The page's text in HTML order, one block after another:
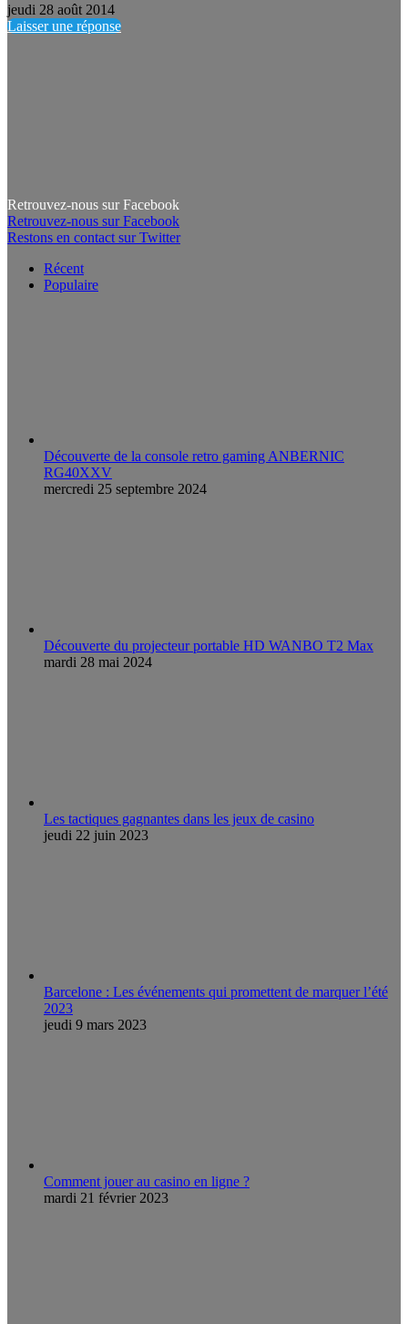
jeudi 28 août 2014
Laisser une réponse
Retrouvez-nous sur Facebook
Retrouvez-nous sur Facebook
Restons en contact sur Twitter
Récent
Populaire
Découverte de la console retro gaming ANBERNIC
RG40XXV
mercredi 25 septembre 2024
Découverte du projecteur portable HD WANBO T2 Max
mardi 28 mai 2024
Les tactiques gagnantes dans les jeux de casino
jeudi 22 juin 2023
Barcelone : Les événements qui promettent de marquer l’été
2023
jeudi 9 mars 2023
Comment jouer au casino en ligne ?
mardi 21 février 2023